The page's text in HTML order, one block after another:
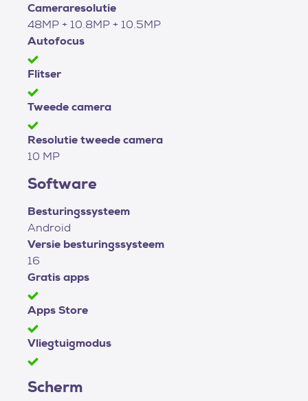
Cameraresolutie
48MP + 10.8MP + 10.5MP
Autofocus
Flitser
Tweede camera
Resolutie tweede camera
10 MP
Software
Besturingssysteem
Android
Versie besturingssysteem
16
Gratis apps
Apps Store
Vliegtuigmodus
Scherm